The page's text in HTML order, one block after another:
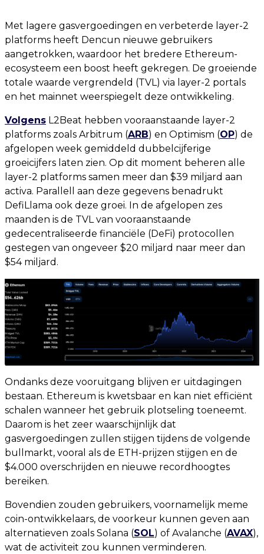
Met lagere gasvergoedingen en verbeterde layer-2
platforms heeft Dencun nieuwe gebruikers
aangetrokken, waardoor het bredere Ethereum-
ecosysteem een boost heeft gekregen. De groeiende
totale waarde vergrendeld (TVL) via layer-2 portals
en het mainnet weerspiegelt deze ontwikkeling.
Volgens L2Beat hebben vooraanstaande layer-2
platforms zoals Arbitrum (ARB) en Optimism (OP) de
afgelopen week gemiddeld dubbelcijferige
groeicijfers laten zien. Op dit moment beheren alle
layer-2 platforms samen meer dan $39 miljard aan
activa. Parallell aan deze gegevens benadrukt
DefiLlama ook deze groei. In de afgelopen zes
maanden is de TVL van vooraanstaande
gedecentraliseerde financiële (DeFi) protocollen
gestegen van ongeveer $20 miljard naar meer dan
$54 miljard.
Ondanks deze vooruitgang blijven er uitdagingen
bestaan. Ethereum is kwetsbaar en kan niet efficiënt
schalen wanneer het gebruik plotseling toeneemt.
Daarom is het zeer waarschijnlijk dat
gasvergoedingen zullen stijgen tijdens de volgende
bullmarkt, vooral als de ETH-prijzen stijgen en de
$4.000 overschrijden en nieuwe recordhoogtes
bereiken.
Bovendien zouden gebruikers, voornamelijk meme
coin-ontwikkelaars, de voorkeur kunnen geven aan
alternatieven zoals Solana (SOL) of Avalanche (AVAX),
wat de activiteit zou kunnen verminderen.